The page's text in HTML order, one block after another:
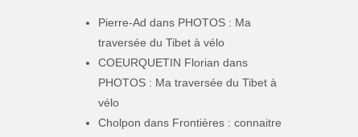
Pierre-Ad dans PHOTOS : Ma
traversée du Tibet à vélo
COEURQUETIN Florian dans
PHOTOS : Ma traversée du Tibet à
vélo
Cholpon dans Frontières : connaitre